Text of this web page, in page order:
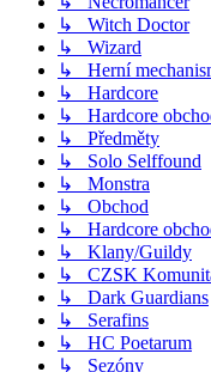
↳ Witch Doctor
↳ Wizard
↳ Herní
↳ Hardcore
↳ Hardcore
↳ Předměty
↳ Solo Selffound
↳ Monstra
↳ Obchod
↳ Hardcore
↳ Klany/Guildy
↳ CZSK
↳ Dark Guardians
↳ Serafins
↳ HC Poetarum
↳ Sezóny